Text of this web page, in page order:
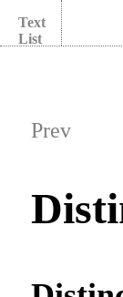
Text
List
Prev